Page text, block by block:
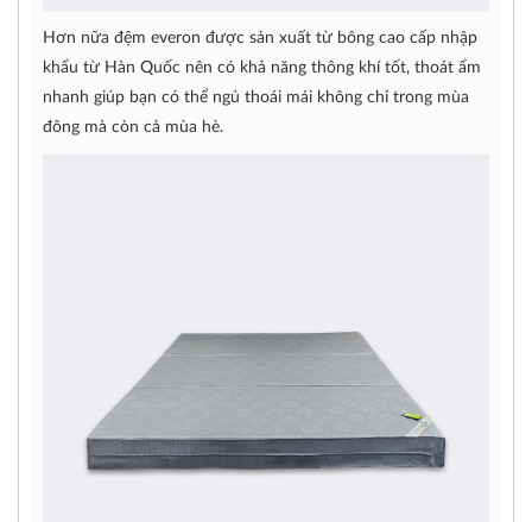
Hơn nữa đệm everon được sản xuất từ bông cao cấp nhập
khẩu từ Hàn Quốc nên có khả năng thông khí tốt, thoát ẩm
nhanh giúp bạn có thể ngủ thoái mái không chỉ trong mùa
đông mà còn cả mùa hè.